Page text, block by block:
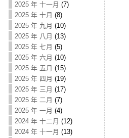
2025 年 十一月 (7)
2025 年 十月 (8)
2025 年 九月 (10)
2025 年 八月 (13)
2025 年 七月 (5)
2025 年 六月 (10)
2025 年 五月 (15)
2025 年 四月 (19)
2025 年 三月 (17)
2025 年 二月 (7)
2025 年 一月 (4)
2024 年 十二月 (12)
2024 年 十一月 (13)